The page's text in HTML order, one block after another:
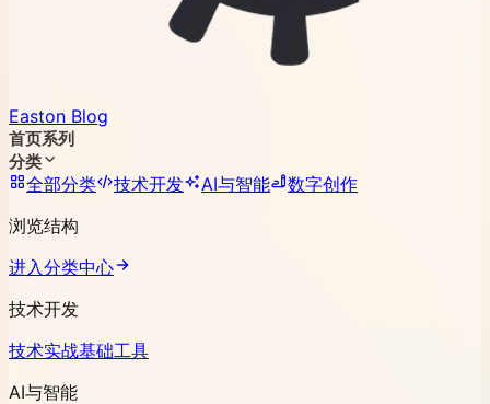
Easton Blog
首页系列
分类
全部分类 技术开发 AI与智能
数字创作
浏览结构
进入分类中心
技术开发
技术实战基础工具
AI与智能